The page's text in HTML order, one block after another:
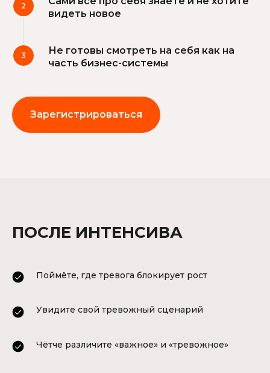
видеть новое
Не готовы смотреть на себя как на
часть бизнес-системы
Зарегистрироваться
ПОСЛЕ ИНТЕНСИВА
Поймёте, где тревога блокирует рост
Увидите свой тревожный сценарий
Чётче различите «важное» и «тревожное»